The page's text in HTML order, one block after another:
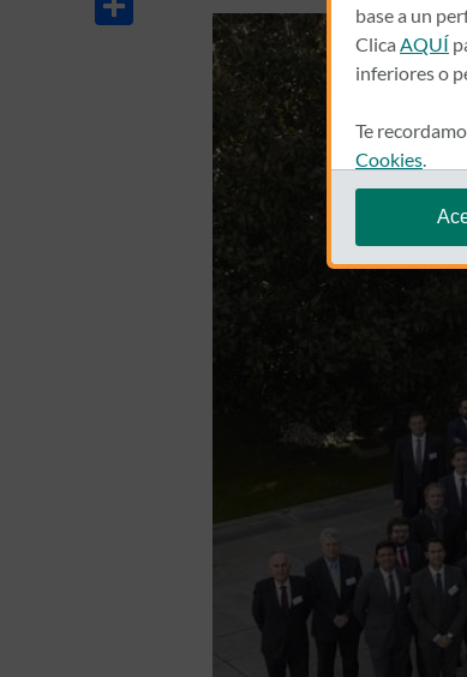
base a un
Clica AQUÍ
inferiores o
Te
Cookies.